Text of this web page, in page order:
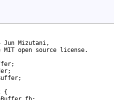
Mizutani,
open source license.
{